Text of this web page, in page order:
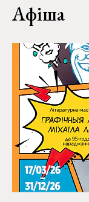
Афіша